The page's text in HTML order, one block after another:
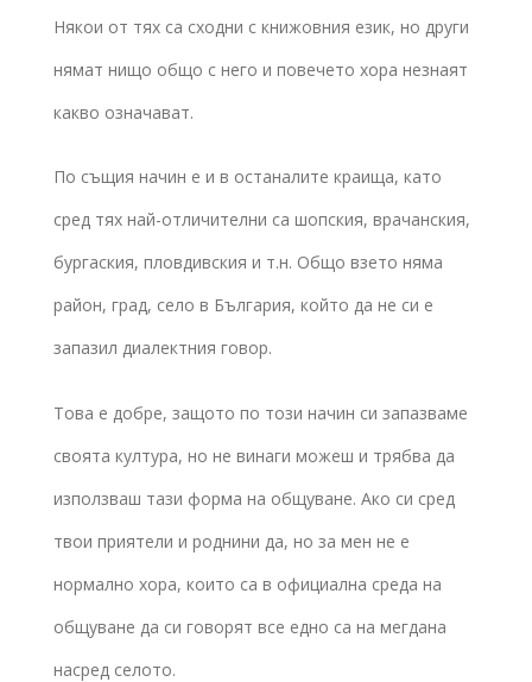
Някои от тях са сходни с книжовния език, но други
нямат нищо общо с него и повечето хора незнаят
какво означават.
По същия начин е и в останалите краища, като
сред тях най-отличителни са шопския, врачанския,
бургаския, пловдивския и т.н. Общо взето няма
район, град, село в България, който да не си е
запазил диалектния говор.
Това е добре, защото по този начин си запазваме
своята култура, но не винаги можеш и трябва да
използваш тази форма на общуване. Ако си сред
твои приятели и роднини да, но за мен не е
нормално хора, които са в официална среда на
общуване да си говорят все едно са на мегдана
насред селото.